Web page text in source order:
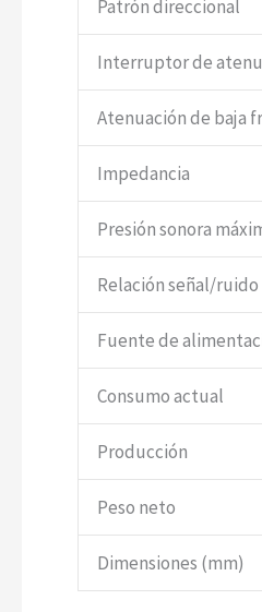
Patrón direccional
Interruptor de
Atenuación de baja
Impedancia
Presión sonora
Relación señal/ruido
Fuente de
Consumo actual
Producción
Peso neto
Dimensiones (mm)